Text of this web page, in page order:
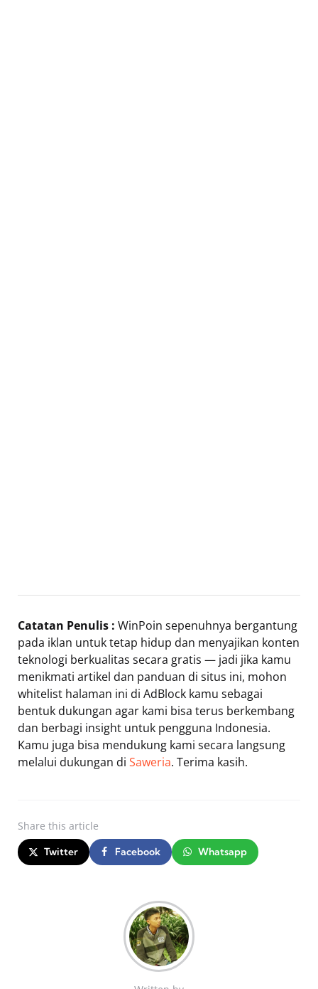
Catatan Penulis : WinPoin sepenuhnya bergantung
pada iklan untuk tetap hidup dan menyajikan konten
teknologi berkualitas secara gratis — jadi jika kamu
menikmati artikel dan panduan di situs ini, mohon
whitelist halaman ini di AdBlock kamu sebagai
bentuk dukungan agar kami bisa terus berkembang
dan berbagi insight untuk pengguna Indonesia.
Kamu juga bisa mendukung kami secara langsung
melalui dukungan di Saweria. Terima kasih.
Share this article
Twitter Facebook Whatsapp